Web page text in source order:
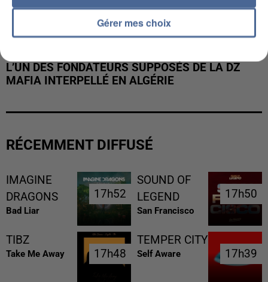
L’UN DES FONDATEURS SUPPOSÉS DE LA DZ
MAFIA INTERPELLÉ EN ALGÉRIE
RÉCEMMENT DIFFUSÉ
IMAGINE
DRAGONS
Bad Liar
17h52
17h52
SOUND OF
LEGEND
San Francisco
17h50
17h50
TIBZ
Take Me Away 17h48
17h48
TEMPER CITY
Self Aware 17h39
17h39
Gérer mes choix